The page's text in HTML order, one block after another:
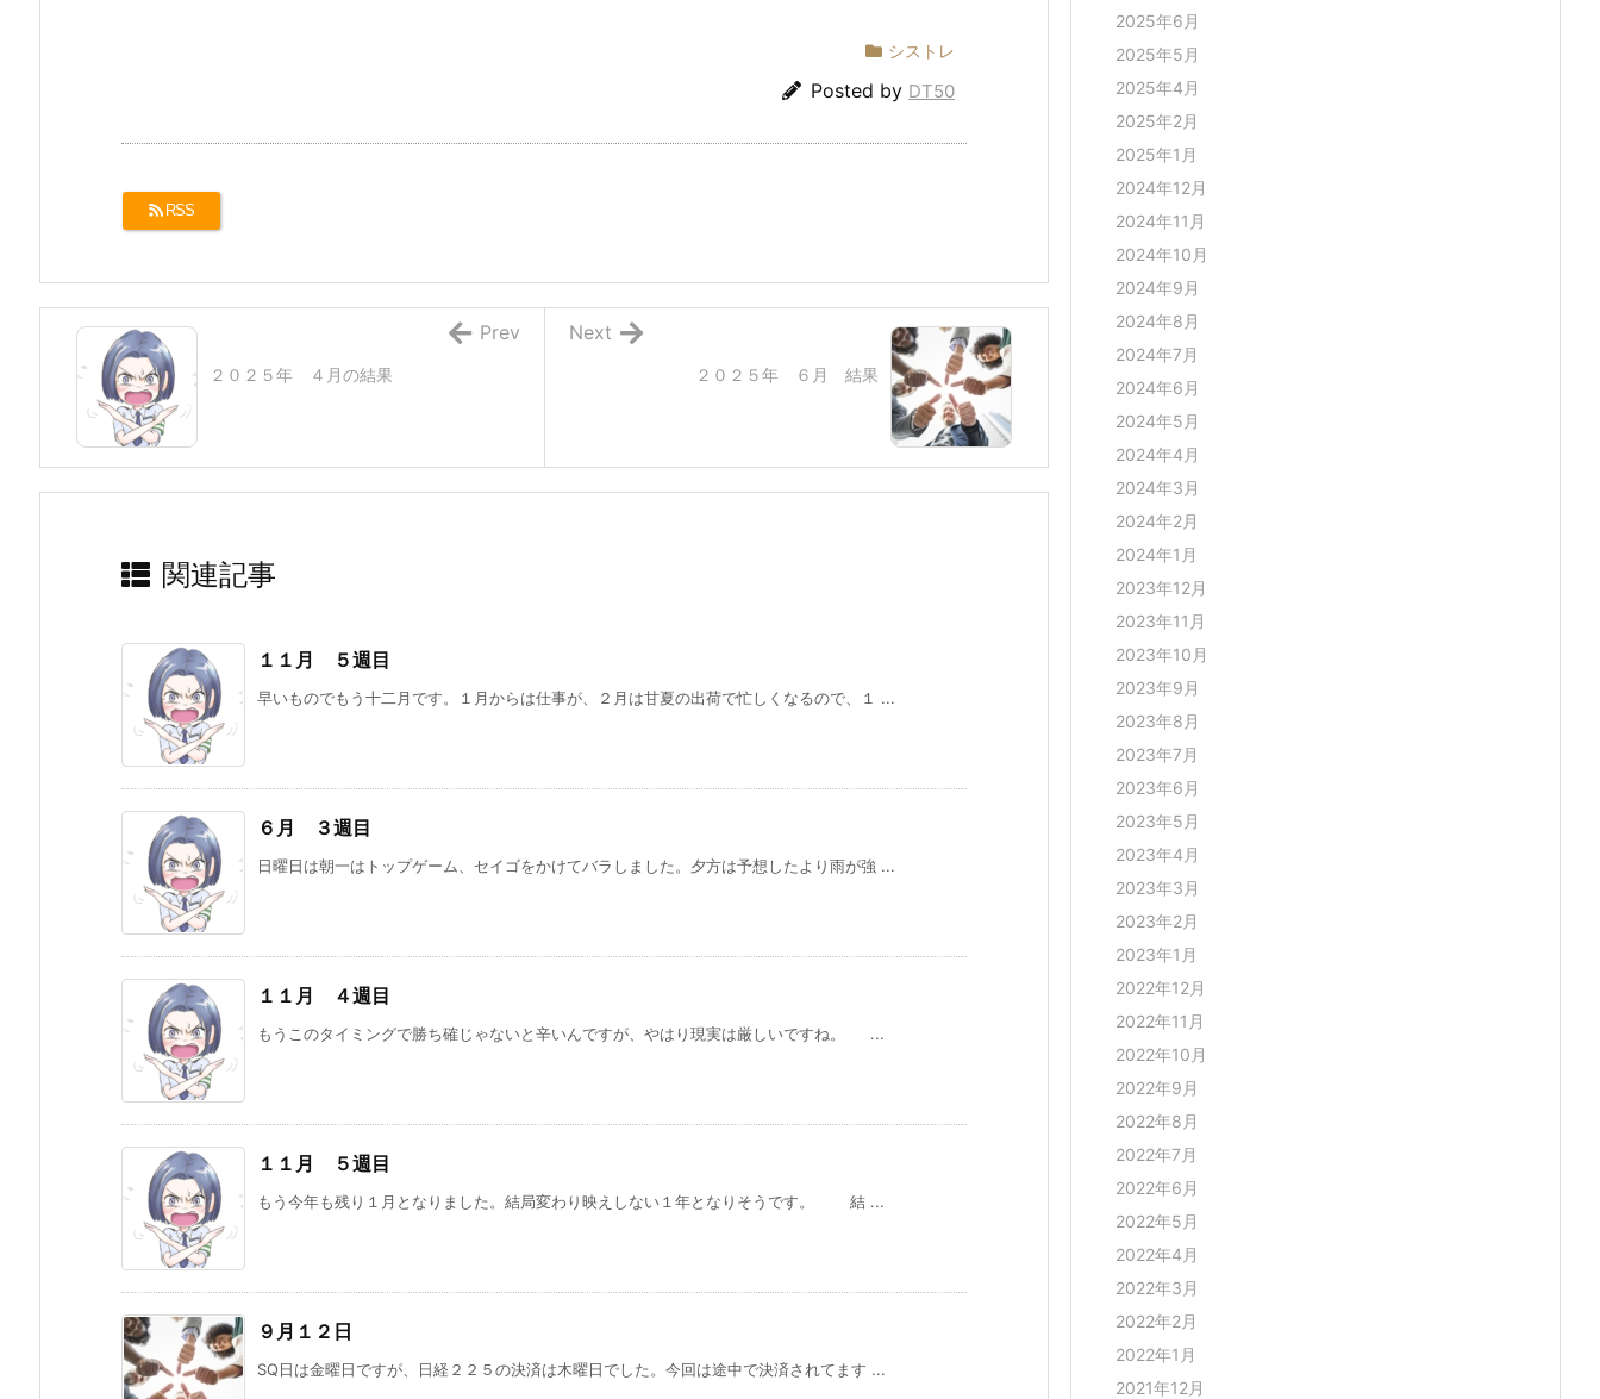
シストレ
Posted by DT50
RSS
２０２５年 ６月 結果
Next
２０２５年 ４月の結果
Prev
関連記事
１１月 ５週目
早いものでもう十二月です。１月からは仕事が、２月は甘夏の出荷で忙しくなるので、１ ...
６月 ３週目
日曜日は朝一はトップゲーム、セイゴをかけてバラしました。夕方は予想したより雨が強 ...
１１月 ４週目
もうこのタイミングで勝ち確じゃないと辛いんですが、やはり現実は厳しいですね。 ...
１１月 ５週目
もう今年も残り１月となりました。結局変わり映えしない１年となりそうです。 結 ...
９月１２日
SQ日は金曜日ですが、日経２２５の決済は木曜日でした。今回は途中で決済されてます ...
2025年6月
2025年5月
2025年4月
2025年2月
2025年1月
2024年12月
2024年11月
2024年10月
2024年9月
2024年8月
2024年7月
2024年6月
2024年5月
2024年4月
2024年3月
2024年2月
2024年1月
2023年12月
2023年11月
2023年10月
2023年9月
2023年8月
2023年7月
2023年6月
2023年5月
2023年4月
2023年3月
2023年2月
2023年1月
2022年12月
2022年11月
2022年10月
2022年9月
2022年8月
2022年7月
2022年6月
2022年5月
2022年4月
2022年3月
2022年2月
2022年1月
2021年12月